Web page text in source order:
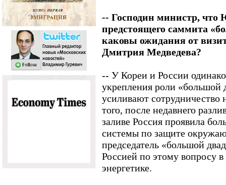
-- Господин министр, что
предстоящего саммита
каковы ожидания от
Дмитрия Медведева?
-- У Кореи и России
укрепления роли «большой
усиливают
того, после недавнего
заливе Россия проявила
системы по защите
председатель «большой
Россией по этому вопросу
энергетике.